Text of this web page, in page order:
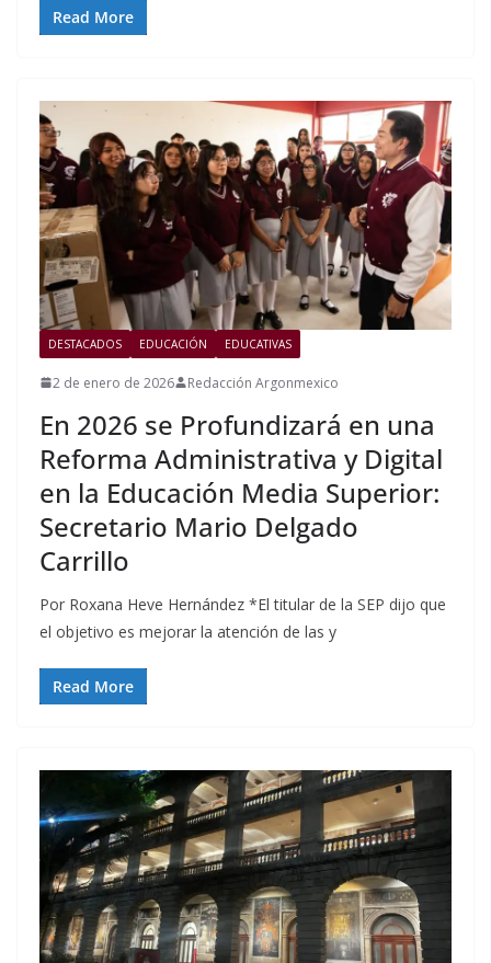
Read More
DESTACADOS EDUCACIÓN EDUCATIVAS
2 de enero de 2026 Redacción Argonmexico
En 2026 se Profundizará en una
Reforma Administrativa y Digital
en la Educación Media Superior:
Secretario Mario Delgado
Carrillo
Por Roxana Heve Hernández *El titular de la SEP dijo que
el objetivo es mejorar la atención de las y
Read More